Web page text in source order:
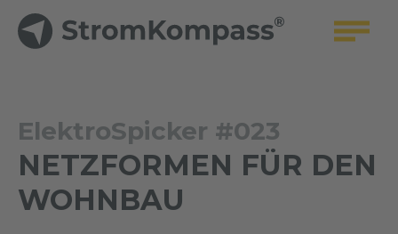
ElektroSpicker #023
NETZFORMEN FÜR DEN
WOHNBAU